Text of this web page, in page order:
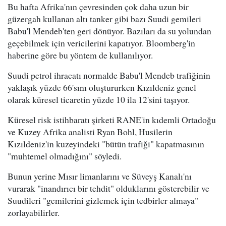
Bu hafta Afrika'nın çevresinden çok daha uzun bir
güzergah kullanan altı tanker gibi bazı Suudi gemileri
Babu'l Mendeb'ten geri dönüyor. Bazıları da su yolundan
geçebilmek için vericilerini kapatıyor. Bloomberg'in
haberine göre bu yöntem de kullanılıyor.
Suudi petrol ihracatı normalde Babu'l Mendeb trafiğinin
yaklaşık yüzde 66'sını oluştururken Kızıldeniz genel
olarak küresel ticaretin yüzde 10 ila 12'sini taşıyor.
Küresel risk istihbaratı şirketi RANE'in kıdemli Ortadoğu
ve Kuzey Afrika analisti Ryan Bohl, Husilerin
Kızıldeniz'in kuzeyindeki "bütün trafiği" kapatmasının
"muhtemel olmadığını" söyledi.
Bunun yerine Mısır limanlarını ve Süveyş Kanalı'nı
vurarak "inandırıcı bir tehdit" olduklarını gösterebilir ve
Suudileri "gemilerini gizlemek için tedbirler almaya"
zorlayabilirler.